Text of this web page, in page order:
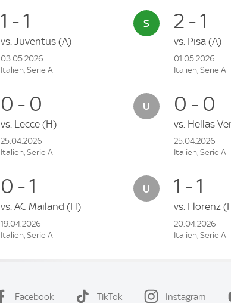
1 - 1
vs. Juventus (A)
03.05.2026
Italien, Serie A
0 - 0
vs. Lecce (H)
25.04.2026
Italien, Serie A
0 - 1
vs. AC Mailand (H)
19.04.2026
Italien, Serie A
2 - 1
vs. Pisa (A)
01.05.2026
Italien, Serie A
0 - 0
vs. Hellas
25.04.2026
Italien, Serie A
1 - 1
vs. Florenz
20.04.2026
Italien, Serie A
Facebook TikTok Instagram